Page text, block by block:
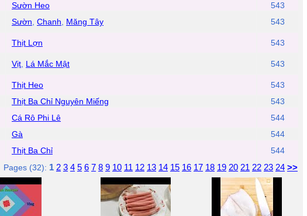
Sườn Heo
543
Sườn Chanh Măng Tây
543
Thịt Lợn
543
Vịt Lá Mắc Mật
543
Thịt Heo
543
Thịt Ba Chỉ Nguyên Miếng
543
Cá Rô Phi Lê
544
Gà
544
Thịt Ba Chỉ
544
Pages (32): 1 2 3 4 5 6 7 8 9 10 11 12 13 14 15 16 17 18 19 20 21 22 23 24 >>